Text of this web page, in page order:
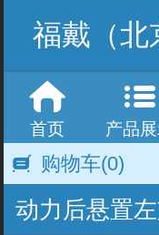
福戴（北
首页 产品
购物车(0)
动力后悬置